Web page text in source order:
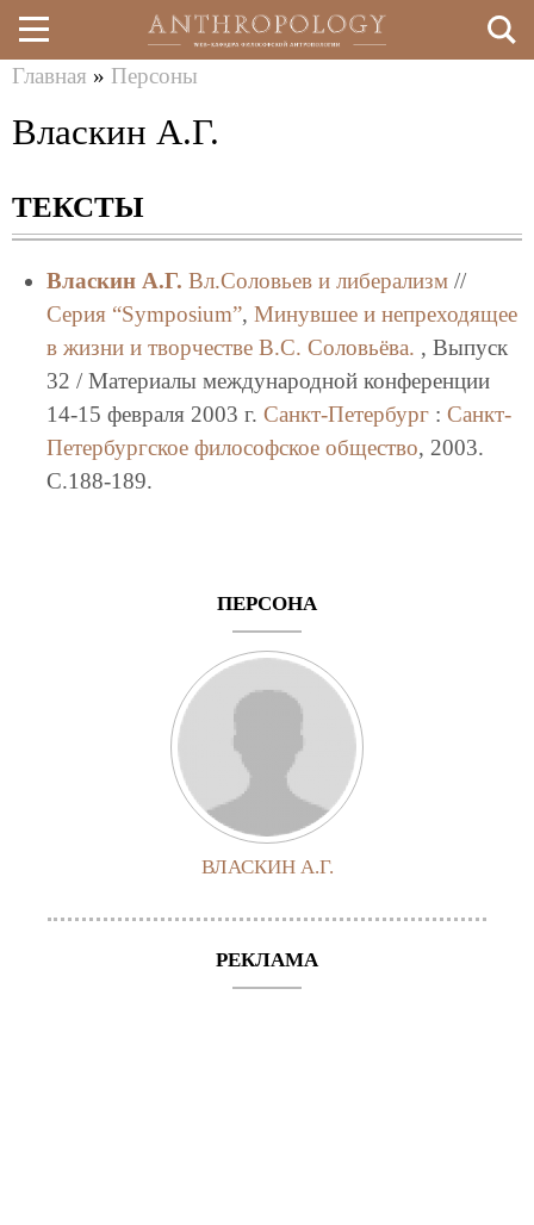
Перейти
к
содержанию
здесь
Главная » Персоны
Власкин А.Г.
ТЕКСТЫ
Власкин А.Г. Вл.Соловьев и либерализм//
Серия “Symposium”, Минувшее и непреходящее
в жизни и творчестве В.С. Соловьёва. , Выпуск
32 / Материалы международной конференции
14-15 февраля 2003 г. Санкт-Петербург: Санкт-
Петербургское философское общество, 2003.
C.188-189.
ПЕРСОНА
ВЛАСКИН А.Г.
РЕКЛАМА